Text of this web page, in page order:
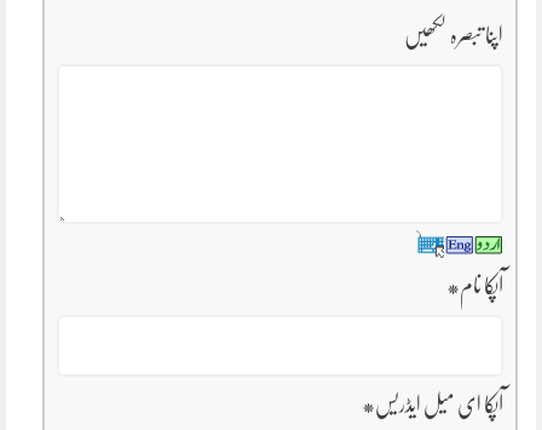
اپنا تبصرہ لکھیں
آپکا نام*
آپکا ای میل ایڈریس*